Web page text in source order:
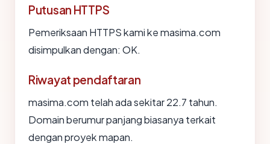
Putusan HTTPS
Pemeriksaan HTTPS kami ke masima.com
disimpulkan dengan: OK.
Riwayat pendaftaran
masima.com telah ada sekitar 22.7 tahun.
Domain berumur panjang biasanya terkait
dengan proyek mapan.